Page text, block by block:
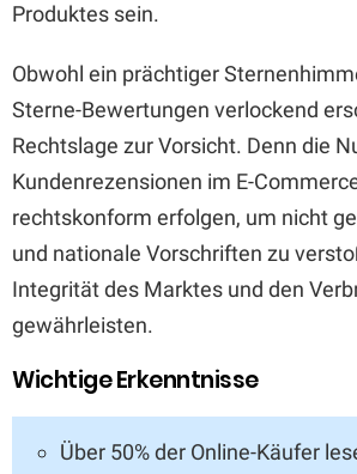
Produktes sein.
Obwohl ein prächtiger
Sterne-Bewertungen verlockend
Rechtslage zur Vorsicht. Denn die
Kundenrezensionen im E-
rechtskonform erfolgen, um nicht
und nationale Vorschriften zu
Integrität des Marktes und den
gewährleisten.
Wichtige Erkenntnisse
Über 50% der Online-Käufer